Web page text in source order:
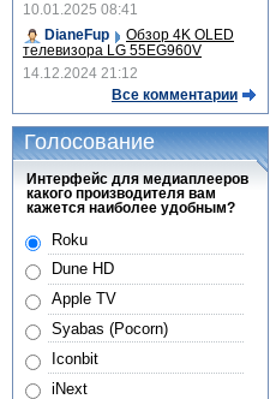
10.01.2025 08:41
DianeFup
Обзор 4K OLED
телевизора LG 55EG960V
14.12.2024 21:12
Все комментарии
Голосование
Интерфейс для медиаплееров
какого производителя вам
кажется наиболее удобным?
Roku
Dune HD
Apple TV
Syabas (Pocorn)
Iconbit
iNext